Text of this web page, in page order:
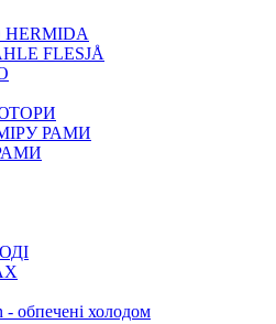
HERMIDA
FLESJÅ
РАМИ
обпечені холодом